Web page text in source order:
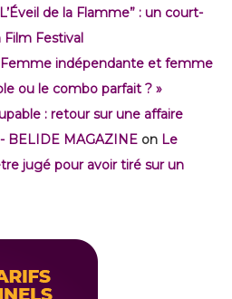
de la Flamme” : un court-
Festival
indépendante et femme
ou le combo parfait ? »
: retour sur une affaire
BELIDE MAGAZINE on Le
jugé pour avoir tiré sur un